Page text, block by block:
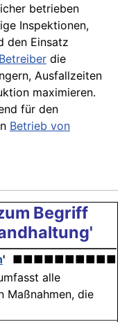
betrieben
Inspektionen,
den Einsatz
Betreiber die
Ausfallzeiten
maximieren.
für den
Betrieb von
Begriff
' ■■■■■■■■■■
alle
Maßnahmen, die